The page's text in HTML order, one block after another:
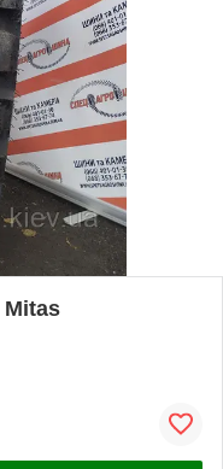
Mitas